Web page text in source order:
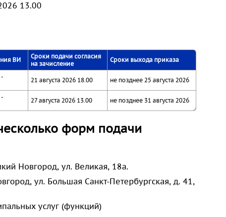
13.00
ВИ
Сроки подачи согласия
на зачисление
Сроки выхода приказа
-
21 августа 2026 18.00 не позднее 25 августа 2026
-
27 августа 2026 13.00 не позднее 31 августа 2026
форм подачи
Новгород, ул. Великая, 18а.
ул. Большая Санкт-Петербургская, д. 41,
услуг (функций)